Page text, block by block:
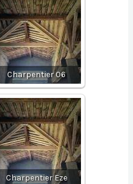
Charpentier 06
Charpentier Eze